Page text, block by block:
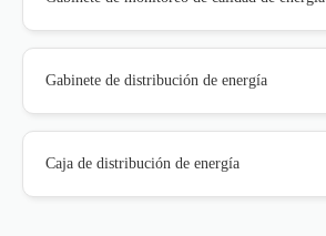
Gabinete de distribución de energía
Caja de distribución de energía